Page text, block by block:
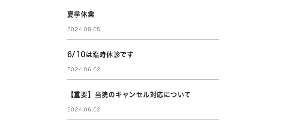
夏季休業
2024.08.05
6/10は臨時休診です
2024.06.02
【重要】当院のキャンセル対応について
2024.06.02